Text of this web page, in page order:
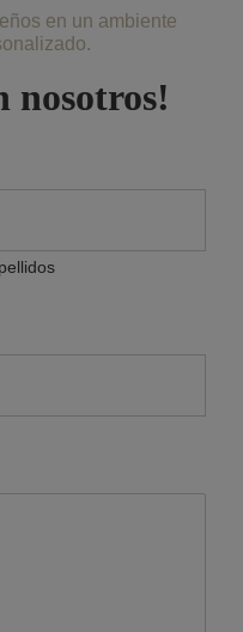
en un ambiente
nosotros!